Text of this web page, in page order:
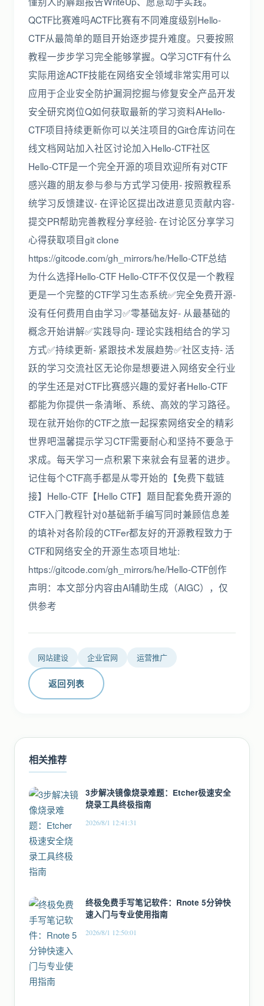
QCTF比赛难吗ACTF比赛有不同难度级别Hello-
CTF从最简单的题目开始逐步提升难度。只要按照
教程一步步学习完全能够掌握。Q学习CTF有什么
实际用途ACTF技能在网络安全领域非常实用可以
应用于企业安全防护漏洞挖掘与修复安全产品开发
安全研究岗位Q如何获取最新的学习资料AHello-
CTF项目持续更新你可以关注项目的Git仓库访问在
线文档网站加入社区讨论加入Hello-CTF社区
Hello-CTF是一个完全开源的项目欢迎所有对CTF
感兴趣的朋友参与参与方式学习使用- 按照教程系
统学习反馈建议- 在评论区提出改进意见贡献内容-
提交PR帮助完善教程分享经验- 在讨论区分享学习
心得获取项目git clone
https://gitcode.com/gh_mirrors/he/Hello-CTF总结
为什么选择Hello-CTF Hello-CTF不仅仅是一个教程
更是一个完整的CTF学习生态系统✅完全免费开源-
没有任何费用自由学习✅零基础友好- 从最基础的
概念开始讲解✅实践导向- 理论实践相结合的学习
方式✅持续更新- 紧跟技术发展趋势✅社区支持- 活
跃的学习交流社区无论你是想要进入网络安全行业
的学生还是对CTF比赛感兴趣的爱好者Hello-CTF
都能为你提供一条清晰、系统、高效的学习路径。
现在就开始你的CTF之旅一起探索网络安全的精彩
世界吧温馨提示学习CTF需要耐心和坚持不要急于
求成。每天学习一点积累下来就会有显著的进步。
记住每个CTF高手都是从零开始的【免费下载链
接】Hello-CTF【Hello CTF】题目配套免费开源的
CTF入门教程针对0基础新手编写同时兼顾信息差
的填补对各阶段的CTFer都友好的开源教程致力于
CTF和网络安全的开源生态项目地址:
https://gitcode.com/gh_mirrors/he/Hello-CTF创作
声明：本文部分内容由AI辅助生成（AIGC），仅
供参考
网站建设 企业官网 运营推广
返回列表
相关推荐
3步解决镜像烧录难题：Etcher极速安全
烧录工具终极指南
2026/8/1 12:41:31
终极免费手写笔记软件：Rnote 5分钟快
速入门与专业使用指南
2026/8/1 12:50:01